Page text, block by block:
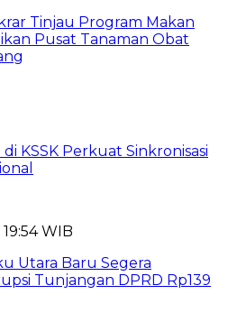
Tinjau Program Makan
Pusat Tanaman Obat
KSSK Perkuat Sinkronisasi
WIB
Utara Baru Segera
Tunjangan DPRD Rp139